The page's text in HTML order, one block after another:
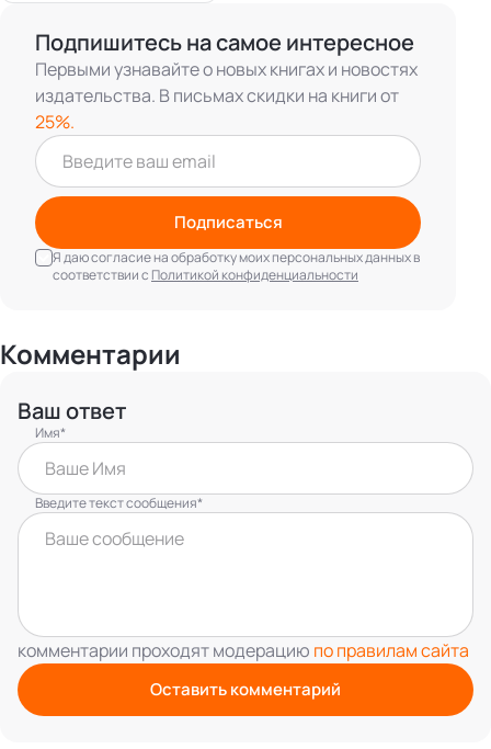
Подпишитесь на самое интересное
Первыми узнавайте о новых книгах и новостях
издательства. В письмах скидки на книги от
25%.
Подписаться
Я даю согласие на обработку моих персональных данных в
соответствии с Политикой конфиденциальности
Комментарии
Ваш ответ
Имя*
Введите текст сообщения*
комментарии проходят модерацию по правилам сайта
Оставить комментарий